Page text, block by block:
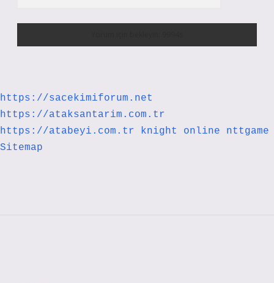
https://sacekimiforum.net
https://ataksantarim.com.tr
https://atabeyi.com.tr
knight online
nttgame
Sitemap